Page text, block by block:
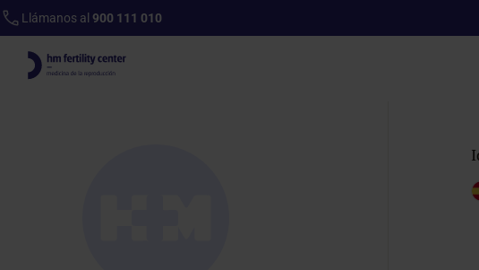
Llámanos al 900 111 010